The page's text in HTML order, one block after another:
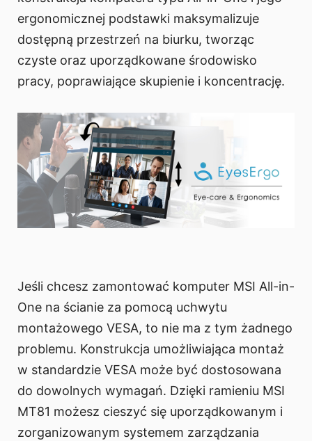
ergonomicznej podstawki maksymalizuje
dostępną przestrzeń na biurku, tworząc
czyste oraz uporządkowane środowisko
pracy, poprawiające skupienie i koncentrację.
Jeśli chcesz zamontować komputer MSI All-in-
One na ścianie za pomocą uchwytu
montażowego VESA, to nie ma z tym żadnego
problemu. Konstrukcja umożliwiająca montaż
w standardzie VESA może być dostosowana
do dowolnych wymagań. Dzięki ramieniu MSI
MT81 możesz cieszyć się uporządkowanym i
zorganizowanym systemem zarządzania